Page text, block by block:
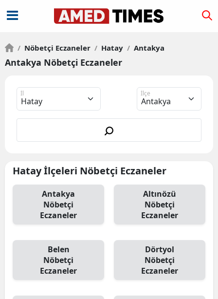
/ Nöbetçi Eczaneler / Hatay / Antakya
Antakya Nöbetçi Eczaneler
İl İlçe
Hatay İlçeleri Nöbetçi Eczaneler
Antakya
Nöbetçi
Eczaneler
Altınözü
Nöbetçi
Eczaneler
Belen
Nöbetçi
Eczaneler
Dörtyol
Nöbetçi
Eczaneler